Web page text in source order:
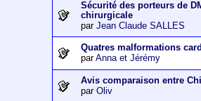
Sécurité des porteurs de
chirurgicale
parJean Claude SALLES
Quatres malformations
parAnna et Jérémy
Avis comparaison entre
parOliv